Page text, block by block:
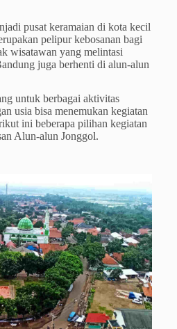
pusat keramaian di kota kecil
pelipur kebosanan bagi
wisatawan yang melintasi
juga berhenti di alun-alun
untuk berbagai aktivitas
usia bisa menemukan kegiatan
ini beberapa pilihan kegiatan
Alun-alun Jonggol.